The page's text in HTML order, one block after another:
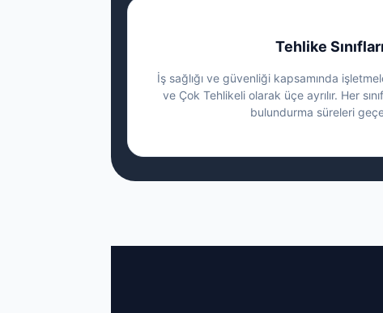
Tehlike Sınıfları
İş sağlığı ve güvenliği kapsamında
ve Çok Tehlikeli olarak üçe ayrılır. Her
bulundurma süreleri